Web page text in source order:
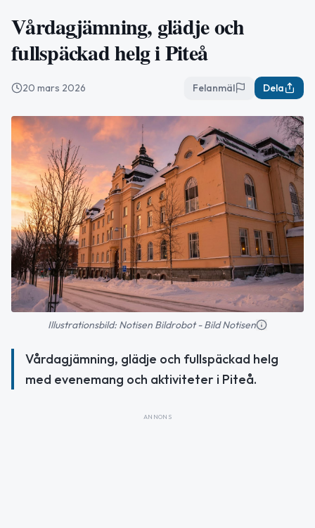
Vårdagjämning, glädje och
fullspäckad helg i Piteå
20 mars 2026 Felanmäl Dela
Illustrationsbild: Notisen Bildrobot - Bild Notisen
Vårdagjämning, glädje och fullspäckad helg
med evenemang och aktiviteter i Piteå.
ANNONS